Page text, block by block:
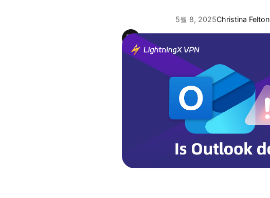
5월 8, 2025Christina Felton